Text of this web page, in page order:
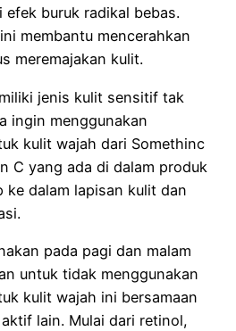
efek buruk radikal bebas.
ini membantu mencerahkan
meremajakan kulit.
jenis kulit sensitif tak
ingin menggunakan
kulit wajah dari Somethinc
C yang ada di dalam produk
ke dalam lapisan kulit dan
pada pagi dan malam
untuk tidak menggunakan
kulit wajah ini bersamaan
lain. Mulai dari retinol,